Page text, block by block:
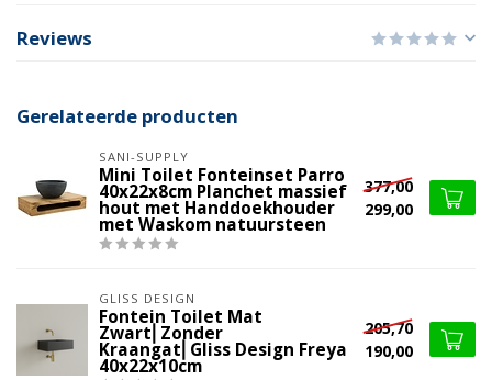
Reviews
Gerelateerde producten
SANI-SUPPLY
Mini Toilet Fonteinset Parro
40x22x8cm Planchet massief
hout met Handdoekhouder
met Waskom natuursteen
377,00
299,00
GLISS DESIGN
Fontein Toilet Mat
Zwart⎢Zonder
Kraangat⎢Gliss Design Freya
40x22x10cm
205,70
190,00